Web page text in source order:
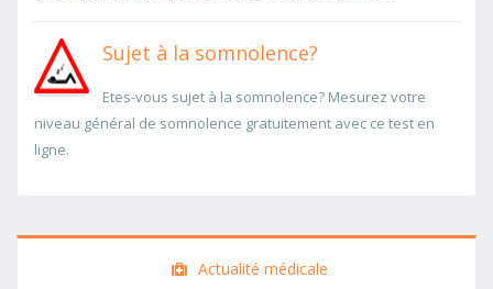
Sujet à la somnolence?
Etes-vous sujet à la somnolence? Mesurez votre
niveau général de somnolence gratuitement avec ce test en
ligne.
Actualité médicale